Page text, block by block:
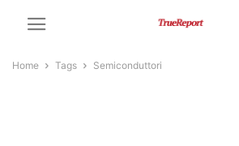
Home Tags Semiconduttori